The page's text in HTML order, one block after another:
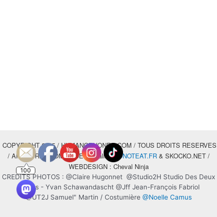
COPYRIGHT 2025 / HUMANOPHONES.COM / TOUS DROITS RESERVES
/ ARTWORK THOMAS DEUDE aliasDONOTEAT.FR& SKOCKO.NET /
WEBDESIGN : Cheval Ninja
CREDITS PHOTOS : @Claire Hugonnet @Studio2H Studio Des Deux
Hêtres - Yvan Schawandascht @Jff Jean-François Fabriol
@UT2J Samuel" Martin / Costumière @Noelle Camus
100